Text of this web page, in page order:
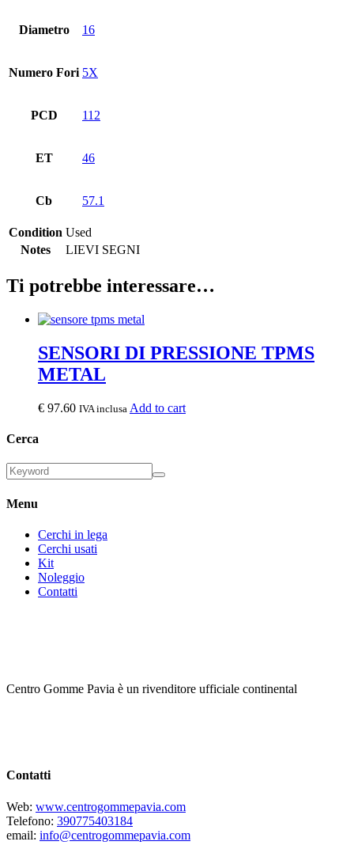
Diametro 16
Numero Fori 5X
PCD 112
ET 46
Cb 57.1
Condition Used
Notes
LIEVI SEGNI
Ti potrebbe interessare…
SENSORI DI PRESSIONE TPMS
METAL
€ 97.60 IVA inclusa Add to cart
Cerca
Menu
Cerchi in lega
Cerchi usati
Kit
Noleggio
Contatti
Centro Gomme Pavia è un rivenditore ufficiale continental
Contatti
Web: www.centrogommepavia.com
Telefono: 390775403184
email: info@centrogommepavia.com